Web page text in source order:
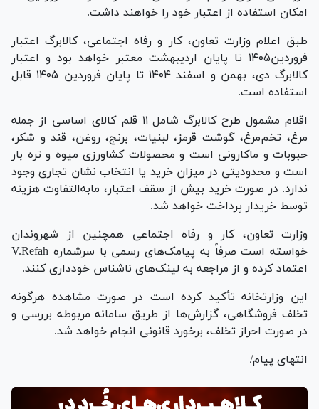
امکان استفاده از اعتبار خود را خواهند داشت.
طبق اعلام وزارت تعاون، کار و رفاه اجتماعی، کالابرگ اعتبار
فروردین۱۴۰۵ تا پایان اردیبهشت معتبر خواهد بود و اعتبار
کالابرگ دی، بهمن و اسفند ۱۴۰۴ تا پایان فروردین ۱۴۰۵ قابل
استفاده است.
اقلام مشمول طرح کالابرگ شامل ۱۱ قلم کالای اساسی از جمله
مرغ، تخم‌مرغ، گوشت قرمز، لبنیات، برنج، روغن، قند و شکر،
حبوبات و ماکارونی است و محصولات کشاورزی میوه و تره بار
است و محدودیتی در میزان خرید یا انتخاب نشان تجاری وجود
ندارد. در صورت خرید بیش از سقف اعتبار، مابه‌التفاوت هزینه
توسط خریدار پرداخت خواهد شد.
وزارت تعاون، کار و رفاه اجتماعی همچنین از شهروندان
خواسته است صرفاً به پیامک‌های رسمی با سرشماره V.Refah
اعتماد کرده و از مراجعه به لینک‌های ناشناس خودداری کنند.
این وزارتخانه تأکید کرده است در صورت مشاهده هرگونه
تخلف فروشگاهی، گزارش‌ها از طریق سامانه مربوطه بررسی و
در صورت احراز تخلف، برخورد قانونی انجام خواهد شد.
انتهای پیام/